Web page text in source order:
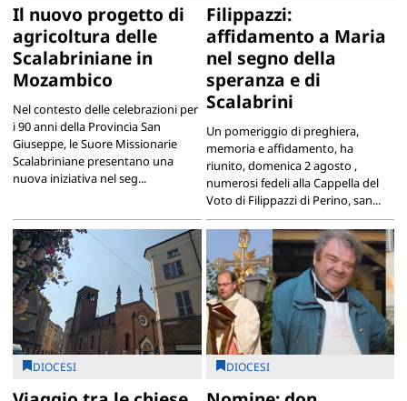
Il nuovo progetto di
agricoltura delle
Scalabriniane in
Mozambico
Nel contesto delle celebrazioni per
i 90 anni della Provincia San
Giuseppe, le Suore Missionarie
Scalabriniane presentano una
nuova iniziativa nel seg...
Filippazzi:
affidamento a Maria
nel segno della
speranza e di
Scalabrini
Un pomeriggio di preghiera,
memoria e affidamento, ha
riunito, domenica 2 agosto ,
numerosi fedeli alla Cappella del
Voto di Filippazzi di Perino, san...
DIOCESI DIOCESI